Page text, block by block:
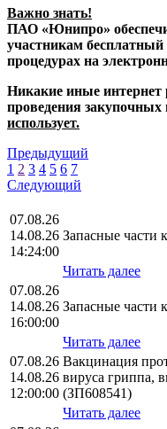
Важно знать!
ПАО «Юнипро»
участникам
процедурах на
Никакие иные интернет
проведения
использует.
Предыдущий
1 2 3 4 5 6 7
Следующий
07.08.26
14.08.26
14:24:00
Запасные части
Читать далее
07.08.26
14.08.26
16:00:00
Запасные
Читать далее
07.08.26
14.08.26
12:00:00
Вакцинация
вируса гриппа,
(ЗП608541)
Читать далее